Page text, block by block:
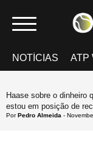
NOTÍCIAS ATP
Haase sobre o dinheiro
estou em posição de
PorPedro Almeida -